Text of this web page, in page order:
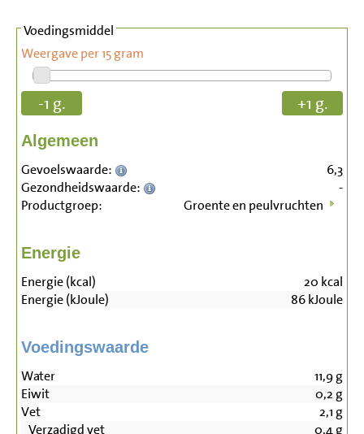
Voedingsmiddel
Weergave per 15 gram
-1 g. +1 g.
Algemeen
Gevoelswaarde:
6,3
Gezondheidswaarde:
-
Productgroep:
Groente en peulvruchten
Energie
Energie (kcal) 20 kcal
Energie (kJoule)
86kJoule
Voedingswaarde
Water 11,9g
Eiwit
0,2 g
Vet
2,1 g
Verzadigd vet
0,4g